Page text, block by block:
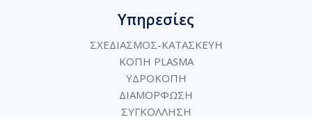
Υπηρεσίες
ΣΧΕΔΙΑΣΜΟΣ-ΚΑΤΑΣΚΕΥΗ
ΚΟΠΗ PLASMA
ΥΔΡΟΚΟΠΗ
ΔΙΑΜΟΡΦΩΣΗ
ΣΥΓΚΟΛΛΗΣΗ